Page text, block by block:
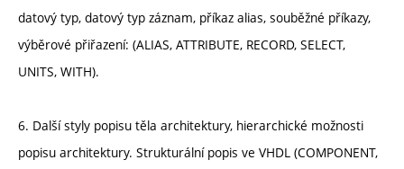
datový typ, datový typ záznam, příkaz alias, souběžné příkazy,
výběrové přiřazení: (ALIAS, ATTRIBUTE, RECORD, SELECT,
UNITS, WITH).
6. Další styly popisu těla architektury, hierarchické možnosti
popisu architektury. Strukturální popis ve VHDL (COMPONENT,